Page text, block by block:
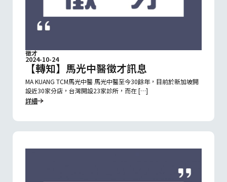
徵才
2024-10-24
【轉知】馬光中醫徵才訊息
MA KUANG TCM馬光中醫 馬光中醫至今30餘年，目前於新加坡開
設近30家分店，台灣開設23家診所，而在 […]
詳細